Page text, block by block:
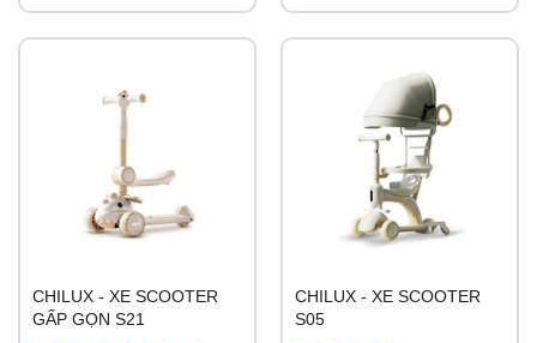
CHILUX - XE SCOOTER
GẤP GỌN S21
CHILUX - XE SCOOTER
S05